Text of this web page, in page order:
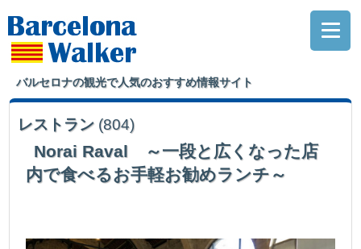
バルセロナの観光で人気のおすすめ情報サイト
レストラン (804)
Norai Raval ～一段と広くなった店
内で食べるお手軽お勧めランチ～